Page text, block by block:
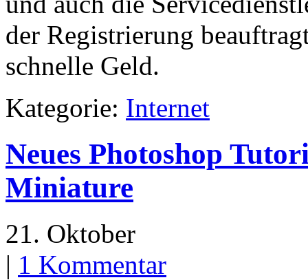
der Registrierung
schnelle Geld.
Kategorie: Internet
Neues Photoshop
Miniature
21. Oktober
| 1 Kommentar